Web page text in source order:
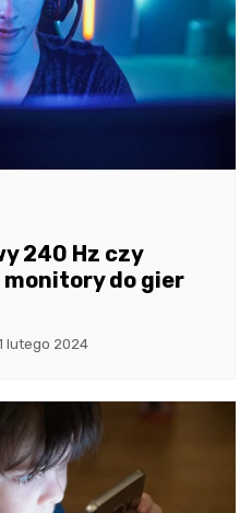
240 Hz czy
do gier
lutego 2024